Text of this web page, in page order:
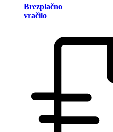
Brezplačno
vračilo